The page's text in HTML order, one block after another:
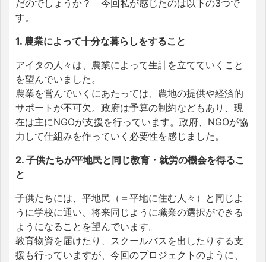
だのでしょうか？ 今回私が感じたのは以下の3つで
す。
1. 農業によって十分な暮らしをすること
アイタの人々は、農業によって生計を立てていくこと
を望んでいました。
農業を営んでいくにあたっては、農地の提供や経済的
サポートが不可欠。政府は予算の制約などもあり、現
在は主にNGOが支援を行っています。政府、NGOが協
力して仕組みを作っていく必要性を感じました。
2. 子供たちが平地民と同じ教育・就労の機会を得るこ
と
子供たちには、平地民（＝平地に住む人々）と同じよ
うに学校に通い、将来同じように職業の選択ができる
ようになることを望んでいます。
教育物資を届けたり、スクールバスを出したりする支
援も行っていますが、今回のプロジェクトのように、